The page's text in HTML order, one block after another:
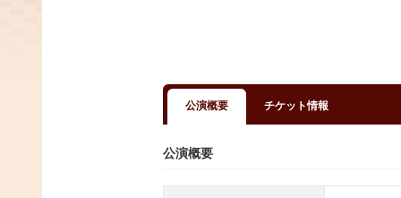
公演概要 チケット情報
公演概要